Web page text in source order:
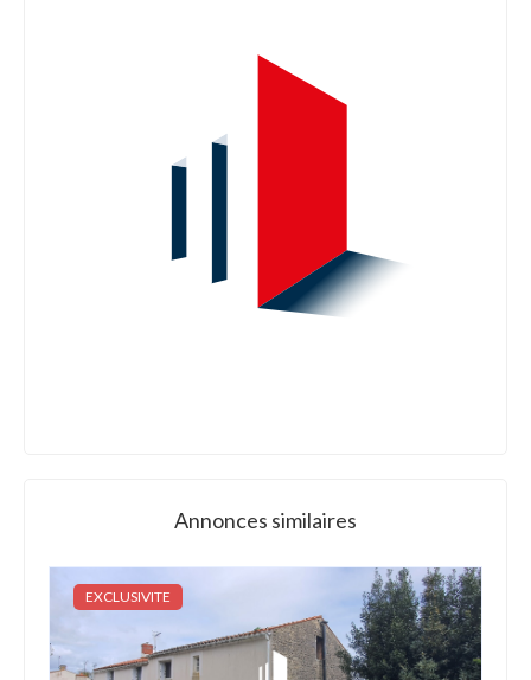
Annonces similaires
EXCLUSIVITE